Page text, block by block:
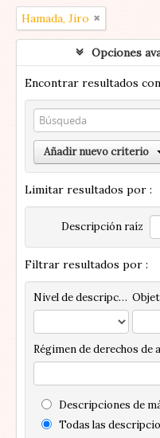
Hamada, Jiro
Opciones
Encontrar resultados
Añadir nuevo criterio
Limitar resultados por :
Descripción raíz
Filtrar resultados por :
Nivel de descripción
Descripciones de
Todas las